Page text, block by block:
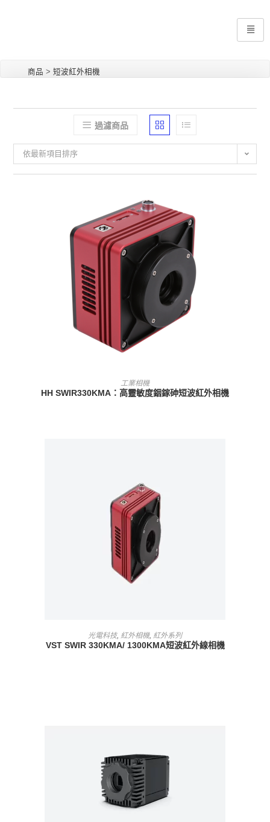
商品 > 短波紅外相機
過濾商品
依最新項目排序
查看內容
工業相機
HH SWIR330KMA：高靈敏度銦鎵砷短波紅外相機
查看內容
光電科技, 紅外相機, 紅外系列
VST SWIR 330KMA/ 1300KMA短波紅外線相機